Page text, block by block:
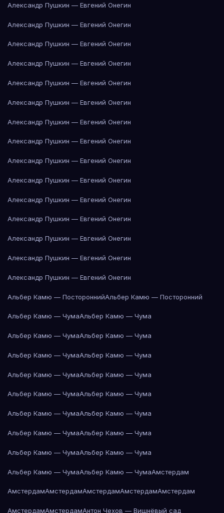
Александр Пушкин — Евгений Онегин
Александр Пушкин — Евгений Онегин
Александр Пушкин — Евгений Онегин
Александр Пушкин — Евгений Онегин
Александр Пушкин — Евгений Онегин
Александр Пушкин — Евгений Онегин
Александр Пушкин — Евгений Онегин
Александр Пушкин — Евгений Онегин
Александр Пушкин — Евгений Онегин
Александр Пушкин — Евгений Онегин
Александр Пушкин — Евгений Онегин
Александр Пушкин — Евгений Онегин
Александр Пушкин — Евгений Онегин
Александр Пушкин — Евгений Онегин
Александр Пушкин — Евгений Онегин
Альбер Камю — ПостороннийАльбер Камю — Посторонний
Альбер Камю — ЧумаАльбер Камю — Чума
Альбер Камю — ЧумаАльбер Камю — Чума
Альбер Камю — ЧумаАльбер Камю — Чума
Альбер Камю — ЧумаАльбер Камю — Чума
Альбер Камю — ЧумаАльбер Камю — Чума
Альбер Камю — ЧумаАльбер Камю — Чума
Альбер Камю — ЧумаАльбер Камю — Чума
Альбер Камю — ЧумаАльбер Камю — Чума
Альбер Камю — ЧумаАльбер Камю — ЧумаАмстердам
АмстердамАмстердамАмстердамАмстердамАмстердам
АмстердамАмстердамАнтон Чехов — Вишнёвый сад